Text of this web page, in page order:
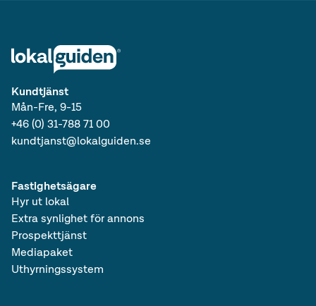
Kundtjänst
Mån-Fre, 9-15
+46 (0) 31-788 71 00
kundtjanst@lokalguiden.se
Fastighetsägare
Hyr ut lokal
Extra synlighet för annons
Prospekttjänst
Mediapaket
Uthyrningssystem